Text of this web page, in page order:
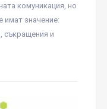
комуникация, но
имат значение:
съкращения и